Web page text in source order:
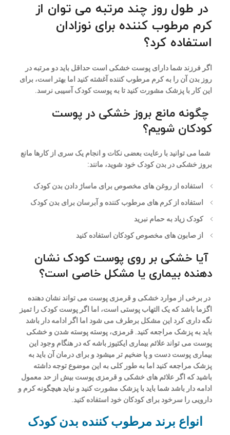
در طول روز چند مرتبه می توان از
کرم مرطوب کننده برای نوزادان
استفاده کرد؟
اگر فرزند شما دارای پوست خشکی است حداقل باید دو مرتبه در
روز بدن آن را به کرم مرطوب کننده آغشته کنید اما بهتر است، برای
این کار با پزشک مشورت کنید تا به پوست کودک آسیبی نرسد.
چگونه مانع بروز خشکی در پوست
کودکان شویم؟
شما می توانید با رعایت بعضی نکات و انجام یک سری از کارها مانع
بروز خشکی در بدن کودک خود شوید، مانند:
استفاده از روغن های مخصوص برای ماساژ دادن بدن کودک
استفاده از کرم های مرطوب کننده و آبرسان برای بدن کودک
کودک زیاد به حمام نبرید
از صابون های مخصوص کودکان استفاده کنید
آیا خشکی بر روی پوست کودک نشان
دهنده بیماری یا مشکل خاصی است؟
در برخی از موارد خشکی و قرمزی پوست می تواند نشان دهنده
اگزما باشد که یک التهاب پوستی است، اما اگر پوست کودک را تمیز
نگه داری کرد این مشکل برطرف می شود اما اگر ادامه دار باشد
باید به پزشک مراجعه کنید. قرمزی، پوسته پوسته شدن و خشکی
پوست می تواند علائم بیماری ایکتیوز باشه که در هنگام وجود این
بیماری پوست دست و پا ضخیم تر میشود و برای درمان آن باید به
پزشک مراجعه کنید اما به طور کلی به این موضوع توجه داشته
باشید که اگر علائم های خشکی و قرمزی پوست بیش از حد معمول
ادامه دار باشد شما باید با پزشک مشورت کنید و نباید هیچگونه کرم و
دارویی را سرخود برای کودکان خود استفاده کنید.
انواع برند مرطوب کننده بدن کودک